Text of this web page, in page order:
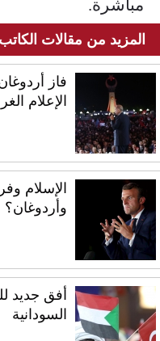
مباشرة.
المزيد من مقالات الكاتب
فاز
الإعلام
الإسلام
وأردوغان؟
أفق جديد
السودانية